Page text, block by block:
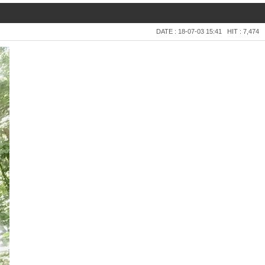
DATE : 18-07-03 15:41 HIT : 7,474